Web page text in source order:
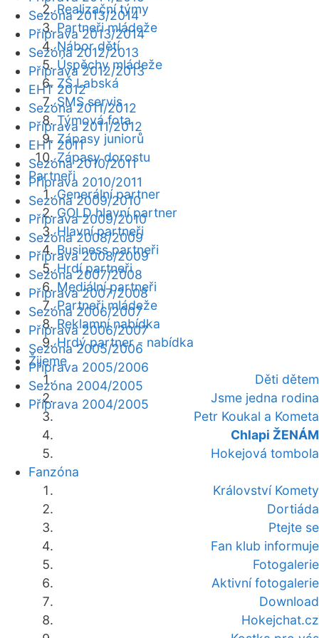
Realizační týmy
Partneři mládeže
Nábor dětí
Úspěchy mládeže
ZŠ Labská
SMS servis
Týmová fota
Zápasy juniorů
Zápasy dorostu
Partneři
Generální partner
GOLD hlavní partner
Hlavní partneři
Business partneři
Hrdí partneři
Mediální partneři
Partneři mládeže
Reklamní nabídka
Hrdý partner - nabídka
Žijeme
Děti dětem
Jsme jedna rodina
Petr Koukal a Kometa
Chlapi ŽENÁM
Hokejová tombola
Fanzóna
Království Komety
Dortiáda
Ptejte se
Fan klub informuje
Fotogalerie
Aktivní fotogalerie
Download
Hokejchat.cz
Sezóna 2013/2014
Příprava 2013/2014
Sezóna 2012/2013
Příprava 2012/2013
EHT 2012
Sezóna 2011/2012
Příprava 2011/2012
EHT 2011
Sezóna 2010/2011
Příprava 2010/2011
Sezóna 2009/2010
Příprava 2009/2010
Sezóna 2008/2009
Příprava 2008/2009
Sezóna 2007/2008
Příprava 2007/2008
Sezóna 2006/2007
Příprava 2006/2007
Sezóna 2005/2006
Příprava 2005/2006
Sezóna 2004/2005
Příprava 2004/2005